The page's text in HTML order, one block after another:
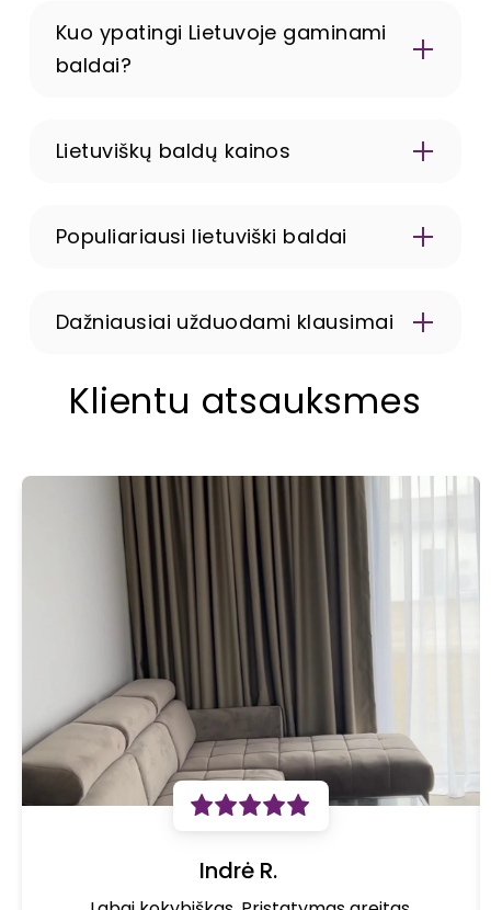
Kuo ypatingi Lietuvoje gaminami
baldai?
Lietuviškų baldų kainos
Populiariausi lietuviški baldai
Dažniausiai užduodami klausimai
Ne, lietuviškus baldus parduodame tik internetu.
Informacija apie prekės likutį sandėlyje matoma
kiekvienos prekės kortelėje.
Kiek trunka lietuviškų baldų pristatymo terminas?
Prekių pristatymo terminas priklauso nuo to, ar turime
Jūsų pasirinktus baldus sandėlyje ir Jūsų pasirinkto prekių
pristatymo būdo. Daugiau informacijos rasite nuoroda -
Pristatymas.
Ar lietuviškiems baldams yra taikoma garantija?
Taip. Visiems mūsų parduodamiems baldams yra
suteikiama 2 metų gamintojo garantija.
Renkantis lietuviškus baldus svarbu įvertinti jų kokybę,
Klientu atsauksmes
Indrė R.